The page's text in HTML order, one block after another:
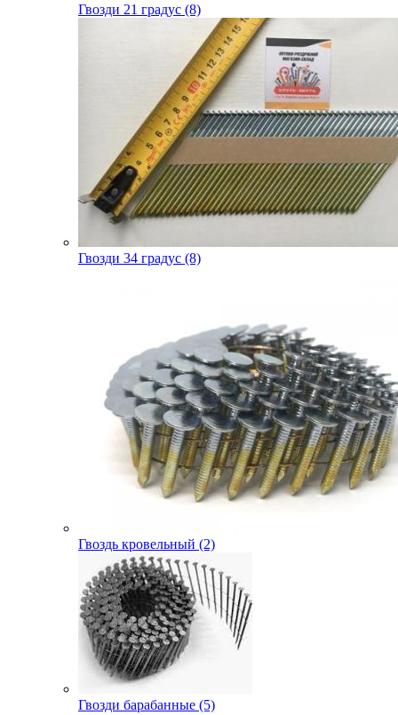
Гвозди 21 градус (8)
Гвозди 34 градус (8)
Гвоздь кровельный (2)
Гвозди барабанные (5)